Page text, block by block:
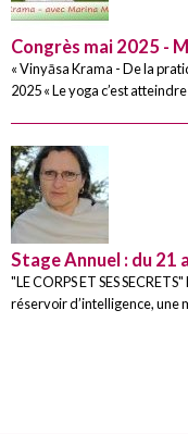
Congrès mai 2025 -
« Vinyāsa Krama - De la
2025 « Le yoga c’est
Stage Annuel : du 21
"LE CORPS ET SES
réservoir d’intelligence, une